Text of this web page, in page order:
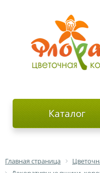
Каталог
Главная страница